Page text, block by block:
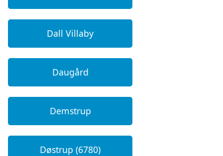
Dall Villaby
Daugård
Demstrup
Døstrup (6780)